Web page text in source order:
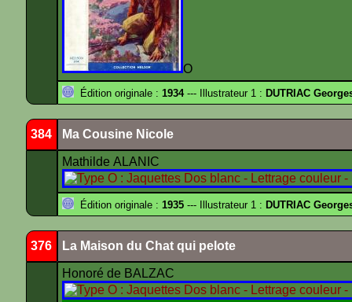
O
Édition originale : 1934--- Illustrateur 1 : DUTRIAC
384 Ma Cousine Nicole
Mathilde ALANIC
Édition originale : 1935 --- Illustrateur 1 : DUTRIAC
376 La Maison du Chat qui pelote
Honoré de BALZAC